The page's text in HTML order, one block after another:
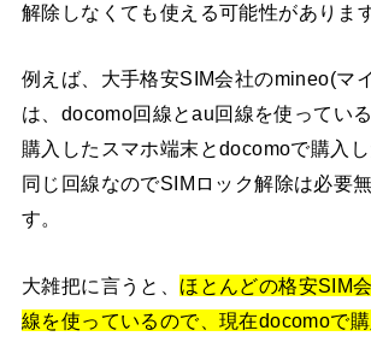
解除しなくても使える可能性があります
例えば、大手格安SIM会社のmineo(マ
は、docomo回線とau回線を使ってい
購入したスマホ端末とdocomoで購入
同じ回線なのでSIMロック解除は必要
す。
大雑把に言うと、 ほとんどの格安SIM
線を使っているので、現在docomoで